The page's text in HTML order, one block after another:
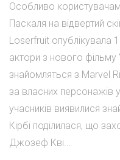
Особливо
Паскаля на відвертий
Loserfruit опублікувала
актори з нового фільму
знайомляться з Marvel
за власних персонажів
учасників виявилися
Кірбі поділилася, що
Джозеф Кві...